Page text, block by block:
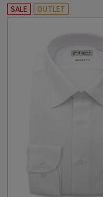
SALE OUTLET